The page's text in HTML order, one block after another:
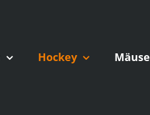
Hockey Mäuse